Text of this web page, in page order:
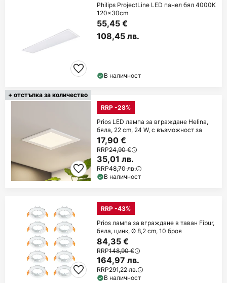
Philips ProjectLine LED панел бял 4000K
120x30cm
55,45 €
108,45 лв.
В наличност
+ отстъпка за количество
RRP -28%
Prios LED лампа за вграждане Helina,
бяла, 22 cm, 24 W, с възможност за
17,90 €
RRP24,90 €
35,01 лв.
RRP48,70 лв.
В наличност
RRP -43%
Prios лампа за вграждане в таван Fibur,
бяла, цинк, Ø 8,2 cm, 10 броя
84,35 €
RRP148,90 €
164,97 лв.
RRP291,22 лв.
В наличност